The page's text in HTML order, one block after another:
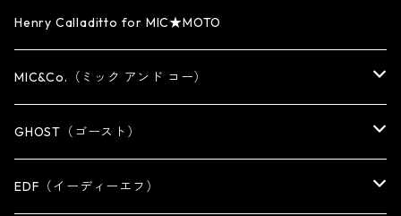
CUFF・BUNGLE
NECKLACE
KEY CHAIN
WALLET CHAIN
BRACELET/CUFF
NECKLACE
WALLET
WALLET CHAIN
PENDANT / NECKLACE
PENDANT / NECKLACE
EARRING
OTHER
RING
PENDANT
EARRING
Henry Calladitto for MIC★MOTO
MIC&Co.（ミック アンド コー）
RING
EARRING
GHOST（ゴースト）
RING
EDF（イーディーエフ）